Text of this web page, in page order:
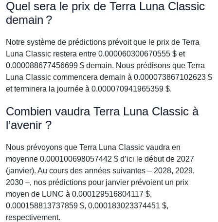
Quel sera le prix de Terra Luna Classic
demain ?
Notre système de prédictions prévoit que le prix de Terra
Luna Classic restera entre 0.000060300670555 $ et
0.000088677456699 $ demain. Nous prédisons que Terra
Luna Classic commencera demain à 0.000073867102623 $
et terminera la journée à 0.000070941965359 $.
Combien vaudra Terra Luna Classic à
l’avenir ?
Nous prévoyons que Terra Luna Classic vaudra en
moyenne 0.000100698057442 $ d’ici le début de 2027
(janvier). Au cours des années suivantes – 2028, 2029,
2030 –, nos prédictions pour janvier prévoient un prix
moyen de LUNC à 0.000129516804117 $,
0.000158813737859 $, 0.000183023374451 $,
respectivement.